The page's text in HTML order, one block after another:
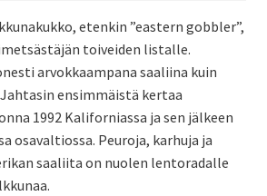
etenkin ”eastern gobbler”,
toiveiden listalle.
arvokkaampana saaliina kuin
ensimmäistä kertaa
1992 Kaliforniassa ja sen jälkeen
osavaltiossa. Peuroja, karhuja ja
saaliita on nuolen lentoradalle